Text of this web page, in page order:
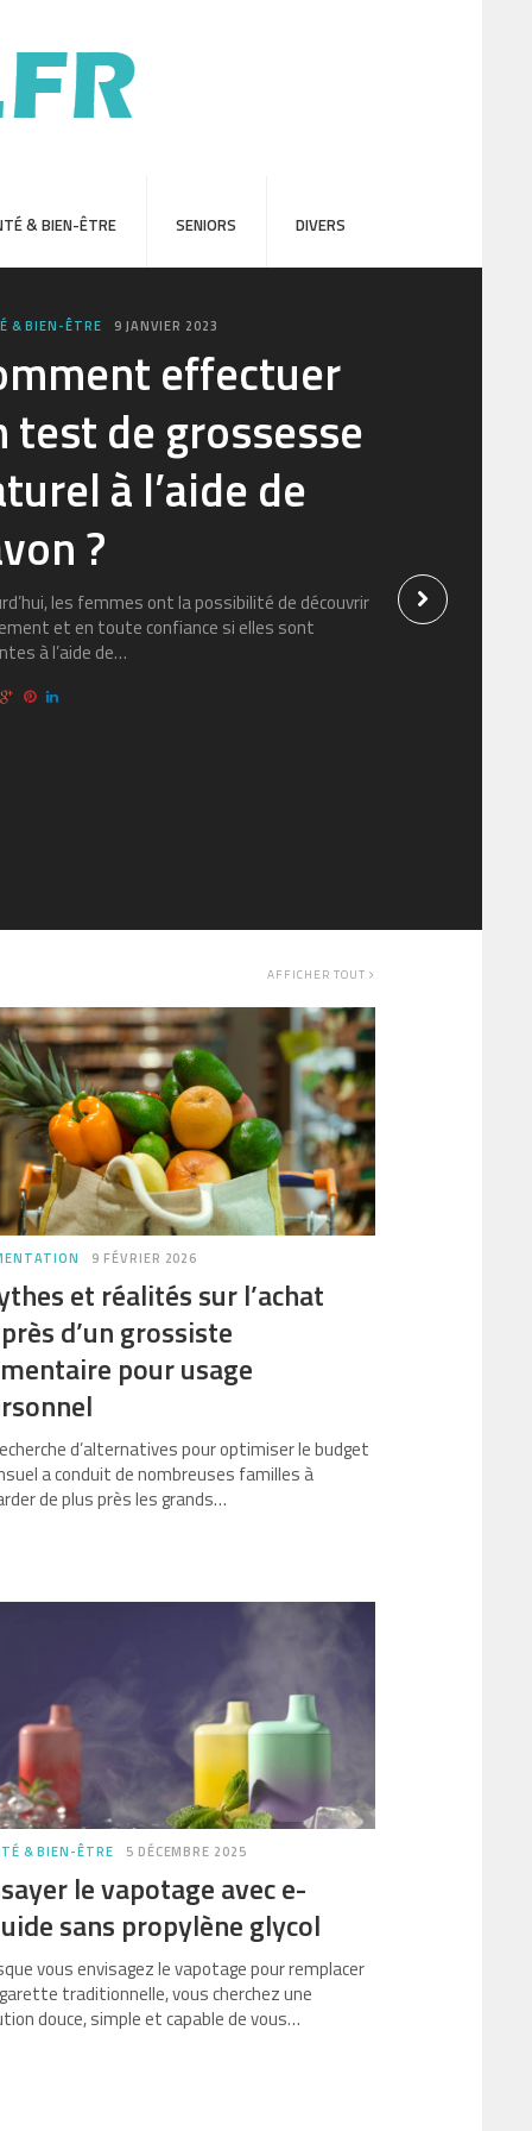
& BIEN-ÊTRE SENIORS DIVERS
& BIEN-ÊTRE 9 JANVIER 2023
effectuer
test de grossesse
à l’aide de
?
les femmes ont la possibilité de découvrir
et en toute confiance si elles sont
à l’aide de…
AFFICHER TOUT
9 FÉVRIER 2026
et réalités sur l’achat
d’un grossiste
pour usage
d’alternatives pour optimiser le budget
a conduit de nombreuses familles à
de plus près les grands…
& BIEN-ÊTRE 5 DÉCEMBRE 2025
le vapotage avec e-
sans propylène glycol
vous envisagez le vapotage pour remplacer
traditionnelle, vous cherchez une
douce, simple et capable de vous…